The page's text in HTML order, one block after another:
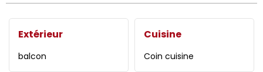
Extérieur
balcon
Cuisine
Coin cuisine